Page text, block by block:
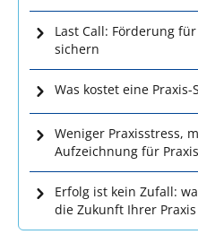
Last Call: Förderung
sichern
Was kostet eine Praxis-
Weniger Praxisstress,
Aufzeichnung für
Erfolg ist kein Zufall:
die Zukunft Ihrer